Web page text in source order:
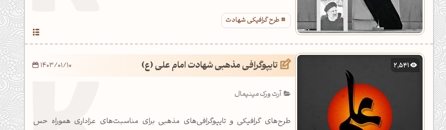
باشید.
طرح گرافیکی شهادت
2,541 تایپوگرافی مذهبی شهادت امام علی (ع)
آرت ورک مینیمال
طرح‌های گرافیکی و تایپوگرافی‌های مذهبی برای مناسبت‌های عزاداری هموراه حس
1403/01/10